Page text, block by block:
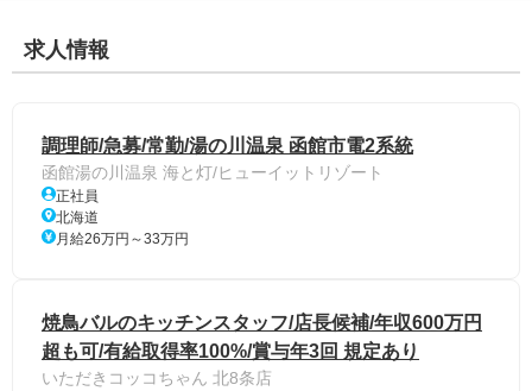
求人情報
調理師/急募/常勤/湯の川温泉 函館市電2系統
函館湯の川温泉 海と灯/ヒューイットリゾート
正社員
北海道
月給26万円～33万円
焼鳥バルのキッチンスタッフ/店長候補/年収600万円
超も可/有給取得率100%/賞与年3回 規定あり
いただきコッコちゃん 北8条店